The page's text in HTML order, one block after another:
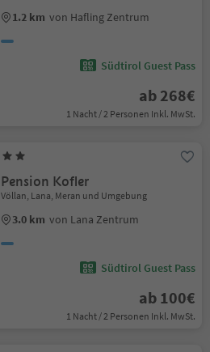
1.2 km von Hafling Zentrum
Südtirol Guest Pass
ab 268€
1 Nacht / 2 Personen Inkl. MwSt.
Pension Kofler
Völlan, Lana, Meran und Umgebung
3.0 km von Lana Zentrum
Südtirol Guest Pass
ab 100€
1 Nacht / 2 Personen Inkl. MwSt.